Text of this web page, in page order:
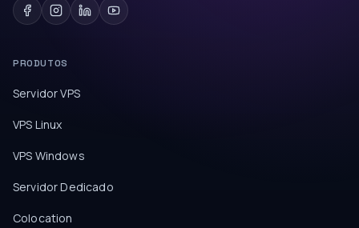
PRODUTOS
Servidor VPS
VPS Linux
VPS Windows
Servidor Dedicado
Colocation